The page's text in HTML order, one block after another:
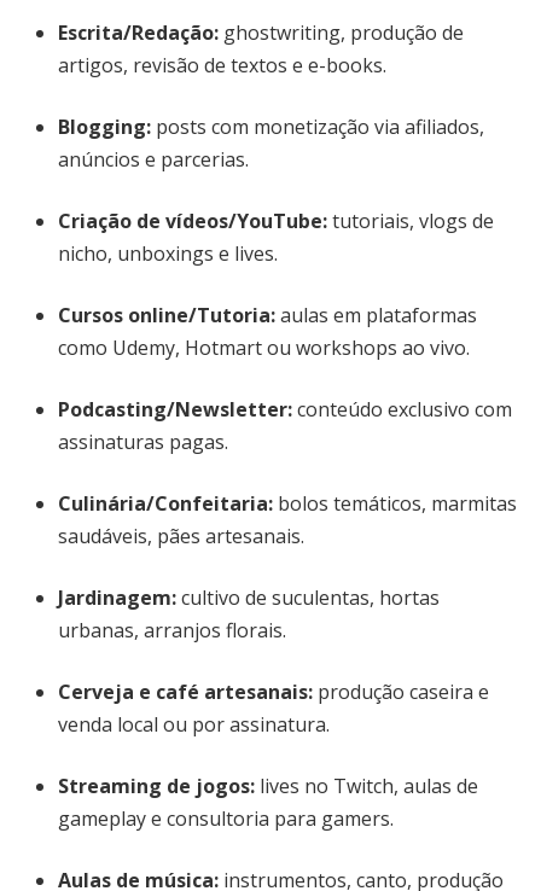
Escrita/Redação: ghostwriting, produção de
artigos, revisão de textos e e-books.
Blogging: posts com monetização via afiliados,
anúncios e parcerias.
Criação de vídeos/YouTube:tutoriais, vlogs de
nicho, unboxings e lives.
Cursos online/Tutoria:aulas em plataformas
como Udemy, Hotmart ou workshops ao vivo.
Podcasting/Newsletter:conteúdo exclusivo com
assinaturas pagas.
Culinária/Confeitaria: bolos temáticos, marmitas
saudáveis, pães artesanais.
Jardinagem:cultivo de suculentas, hortas
urbanas, arranjos florais.
Cerveja e café artesanais: produção caseira e
venda local ou por assinatura.
Streaming de jogos: lives no Twitch, aulas de
gameplay e consultoria para gamers.
Aulas de música: instrumentos, canto, produção